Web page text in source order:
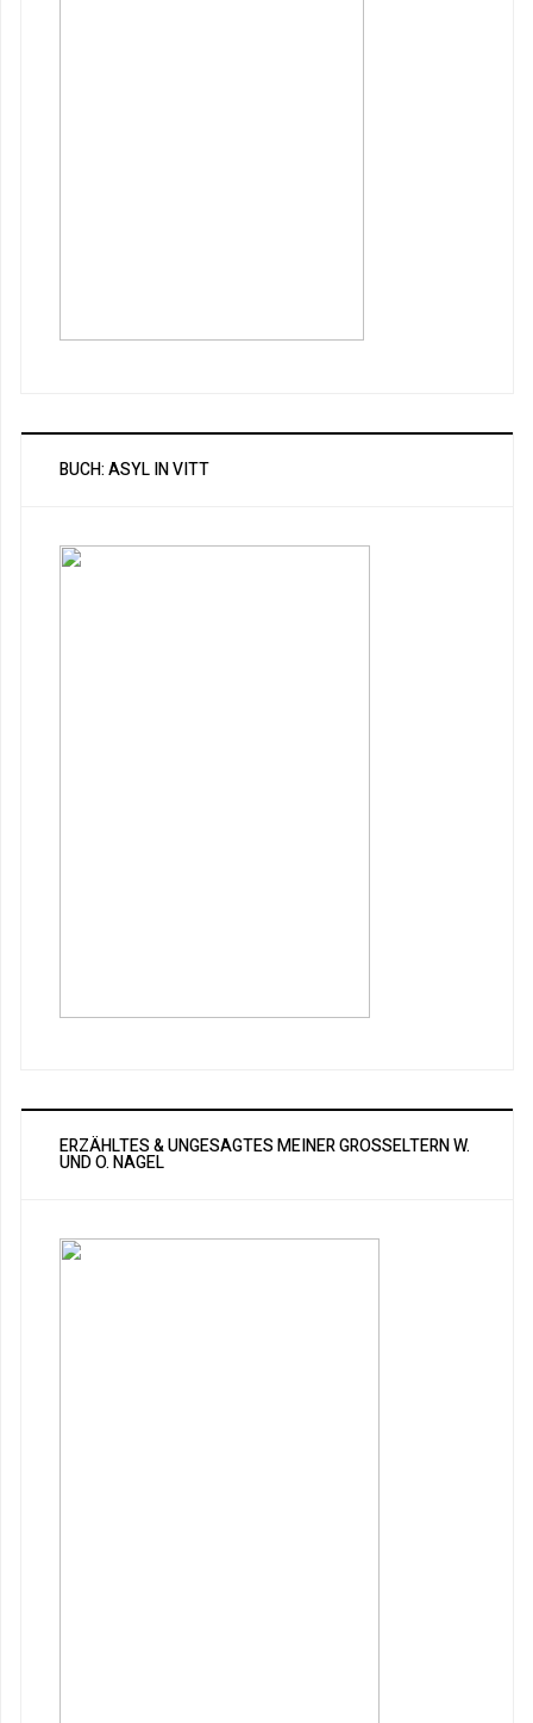
BUCH: ASYL IN VITT
ERZÄHLTES & UNGESAGTES MEINER GROSSELTERN W. U
ND O. NAGEL